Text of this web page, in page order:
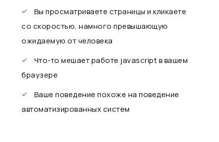
Вы просматриваете страницы и кликаете
со скоростью, намного превышающую
ожидаемую от человека
Что-то мешает работе javascript в вашем
браузере
Ваше поведение похоже на поведение
автоматизированных систем